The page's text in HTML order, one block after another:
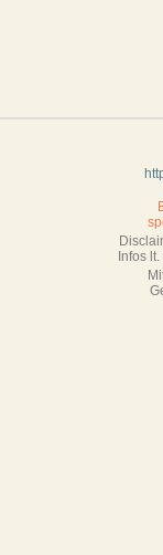
Infos